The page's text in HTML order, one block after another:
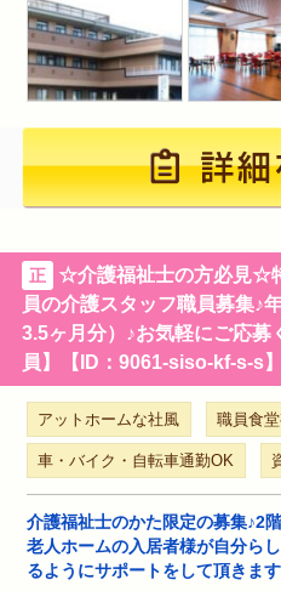
正
☆介護福祉士の方必見☆
員の介護スタッフ職員募集♪
3.5ヶ月分）♪お気軽にご応募
員】【ID：9061-siso-kf-s-s】
アットホームな社風 職員食
車・バイク・自転車通勤OK
介護福祉士のかた限定の募集♪2
老人ホームの入居者様が自分ら
るようにサポートをして頂きま